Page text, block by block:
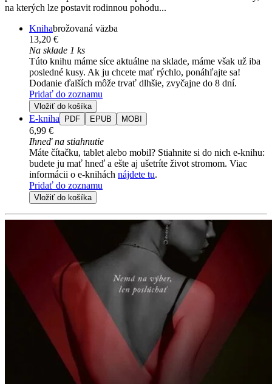
na kterých lze postavit rodinnou pohodu...
Knihabrožovaná väzba
13,20 €
Na sklade 1 ks
Túto knihu máme síce aktuálne na sklade, máme však už iba
posledné kusy. Ak ju chcete mať rýchlo, ponáhľajte sa!
Dodanie ďalších môže trvať dlhšie, zvyčajne do 8 dní.
Pridať do zoznamu
Vložiť do košíka
E-kniha PDF EPUB MOBI
6,99 €
Ihneď na stiahnutie
Máte čítačku, tablet alebo mobil? Stiahnite si do nich e-knihu:
budete ju mať hneď a ešte aj ušetríte život stromom. Viac
informácii o e-knihách nájdete tu.
Pridať do zoznamu
Vložiť do košíka